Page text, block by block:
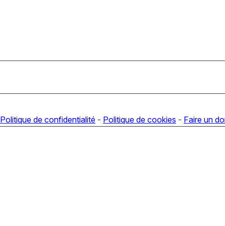
Politique de confidentialité - Politique de cookies - Faire un